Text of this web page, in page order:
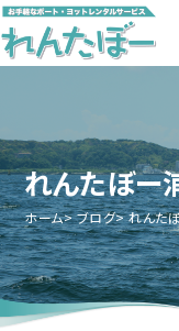
れんたぼー
ホーム ブログ れんた